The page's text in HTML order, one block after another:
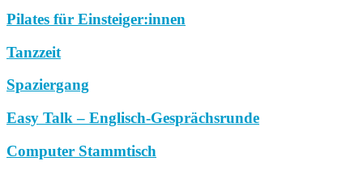
Pilates für Einsteiger:innen
Tanzzeit
Spaziergang
Easy Talk – Englisch-Gesprächsrunde
Computer Stammtisch